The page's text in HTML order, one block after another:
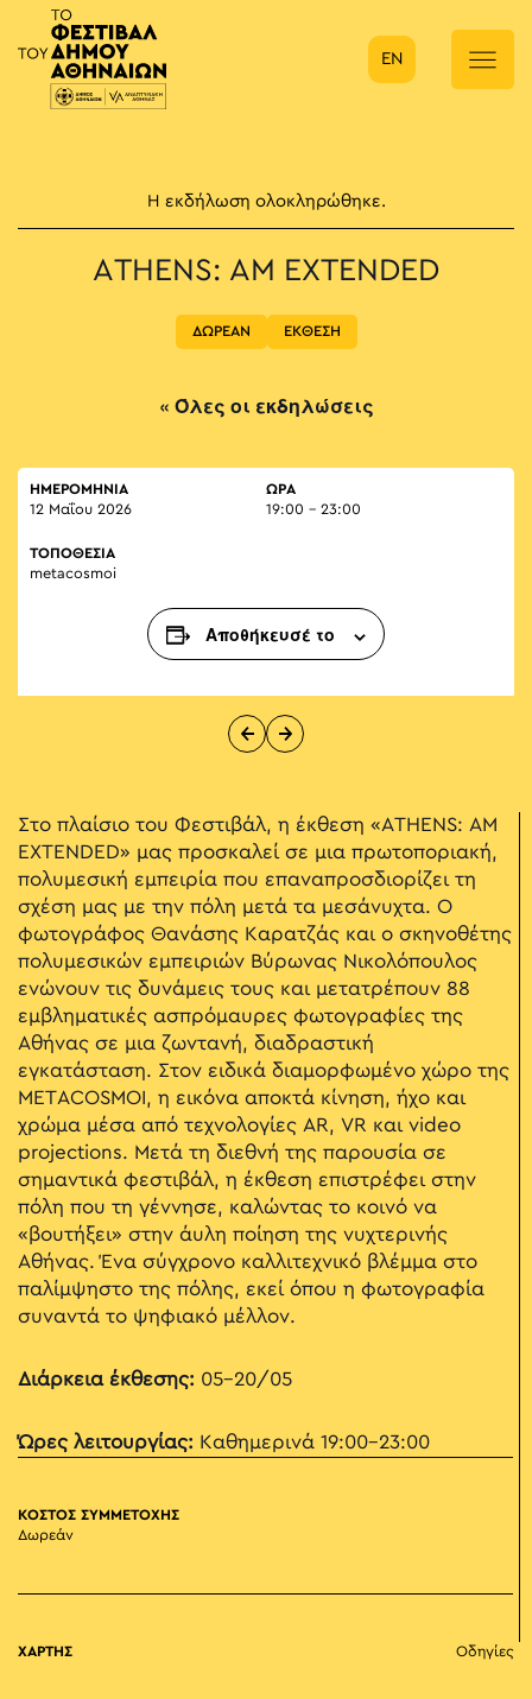
Κύρια πλοήγηση
EN
Η εκδήλωση ολοκληρώθηκε.
ATHENS: AM EXTENDED
ΔΩΡΕΑΝ ΕΚΘΕΣΗ
« Όλες οι εκδηλώσεις
ΗΜΕΡΟΜΗΝΙΑ
12 Μαΐου 2026
ΏΡΑ
19:00 - 23:00
ΤΟΠΟΘΕΣΙΑ
metacosmoi
Αποθήκευσέ το
Στο πλαίσιο του Φεστιβάλ, η έκθεση «ATHENS: AM
EXTENDED» μας προσκαλεί σε μια πρωτοποριακή,
πολυμεσική εμπειρία που επαναπροσδιορίζει τη
σχέση μας με την πόλη μετά τα μεσάνυχτα. Ο
φωτογράφος Θανάσης Καρατζάς και ο σκηνοθέτης
πολυμεσικών εμπειριών Βύρωνας Νικολόπουλος
ενώνουν τις δυνάμεις τους και μετατρέπουν 88
εμβληματικές ασπρόμαυρες φωτογραφίες της
Αθήνας σε μια ζωντανή, διαδραστική
εγκατάσταση. Στον ειδικά διαμορφωμένο χώρο της
METACOSMOI, η εικόνα αποκτά κίνηση, ήχο και
χρώμα μέσα από τεχνολογίες AR, VR και video
projections. Μετά τη διεθνή της παρουσία σε
σημαντικά φεστιβάλ, η έκθεση επιστρέφει στην
πόλη που τη γέννησε, καλώντας το κοινό να
«βουτήξει» στην άυλη ποίηση της νυχτερινής
Αθήνας. Ένα σύγχρονο καλλιτεχνικό βλέμμα στο
παλίμψηστο της πόλης, εκεί όπου η φωτογραφία
συναντά το ψηφιακό μέλλον.
Διάρκεια έκθεσης: 05-20/05
Ώρες λειτουργίας: Καθημερινά 19:00-23:00
ΚΟΣΤΟΣ ΣΥΜΜΕΤΟΧΗΣ
Δωρεάν
ΧΑΡΤΗΣ Οδηγίες